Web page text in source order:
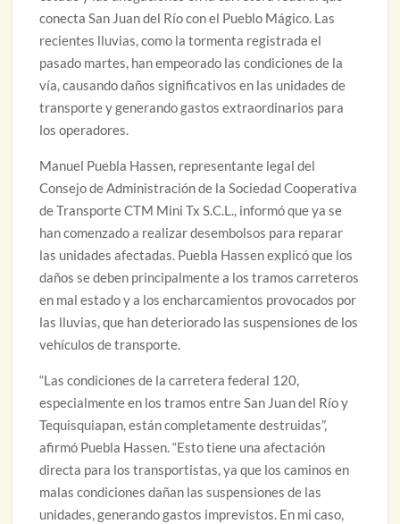
conecta San Juan del Río con el Pueblo Mágico. Las
recientes lluvias, como la tormenta registrada el
pasado martes, han empeorado las condiciones de la
vía, causando daños significativos en las unidades de
transporte y generando gastos extraordinarios para
los operadores.
Manuel Puebla Hassen, representante legal del
Consejo de Administración de la Sociedad Cooperativa
de Transporte CTM Mini Tx S.C.L., informó que ya se
han comenzado a realizar desembolsos para reparar
las unidades afectadas. Puebla Hassen explicó que los
daños se deben principalmente a los tramos carreteros
en mal estado y a los encharcamientos provocados por
las lluvias, que han deteriorado las suspensiones de los
vehículos de transporte.
“Las condiciones de la carretera federal 120,
especialmente en los tramos entre San Juan del Río y
Tequisquiapan, están completamente destruidas”,
afirmó Puebla Hassen. “Esto tiene una afectación
directa para los transportistas, ya que los caminos en
malas condiciones dañan las suspensiones de las
unidades, generando gastos imprevistos. En mi caso,